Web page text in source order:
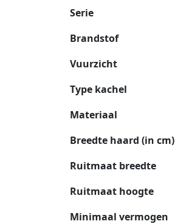
Serie
Brandstof
Vuurzicht
Type kachel
Materiaal
Breedte haard (in cm)
Ruitmaat breedte
Ruitmaat hoogte
Minimaal vermogen